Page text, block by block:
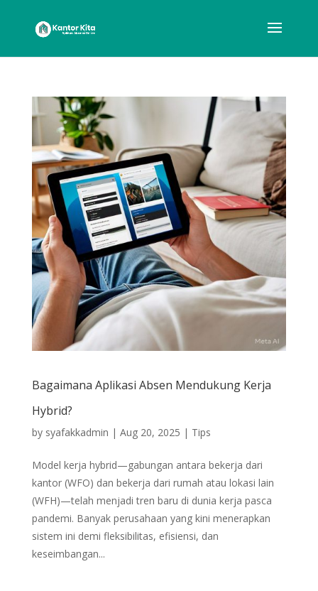
Bagaimana Aplikasi Absen Mendukung Kerja
Hybrid?
by syafakkadmin | Aug 20, 2025 | Tips
Model kerja hybrid—gabungan antara bekerja dari
kantor (WFO) dan bekerja dari rumah atau lokasi lain
(WFH)—telah menjadi tren baru di dunia kerja pasca
pandemi. Banyak perusahaan yang kini menerapkan
sistem ini demi fleksibilitas, efisiensi, dan
keseimbangan...